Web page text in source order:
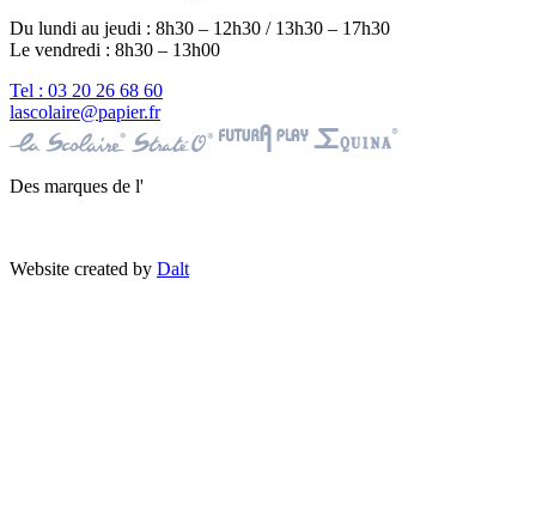
Du lundi au jeudi : 8h30 – 12h30 / 13h30 – 17h30
Le vendredi : 8h30 – 13h00
Tel : 03 20 26 68 60
lascolaire@papier.fr
Des marques de l'
Website created by Dalt